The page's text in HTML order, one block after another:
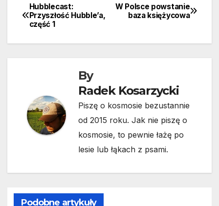
Nawigacja
wpisu
W Polsce powstanie
baza księżycowa
Hubblecast:
Przyszłość Hubble’a,
część 1
By
Radek Kosarzycki
Piszę o kosmosie bezustannie
od 2015 roku. Jak nie piszę o
kosmosie, to pewnie łażę po
lesie lub łąkach z psami.
Podobne artykuły